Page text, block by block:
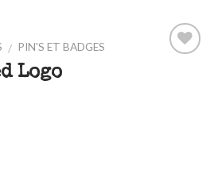
/ PIN'S ET BADGES
Logo